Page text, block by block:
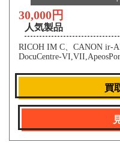
30,000円
人気製品
RICOH IM C、CANON ir-
DocuCentre-
買